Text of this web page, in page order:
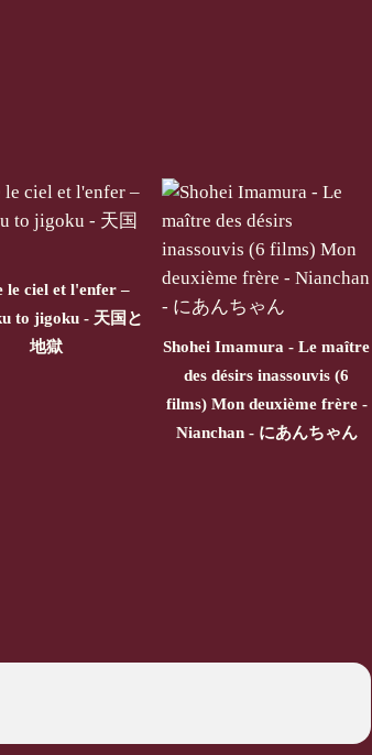
le ciel et l'enfer –
to jigoku - 天国と
地獄
Shohei Imamura - Le maître
des désirs inassouvis (6
films) Mon deuxième frère -
Nianchan - にあんちゃん